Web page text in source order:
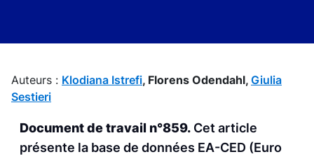
Auteurs : Klodiana Istrefi, Florens Odendahl, Giulia
Sestieri
Document de travail n°859. Cet article
présente la base de données EA-CED (Euro